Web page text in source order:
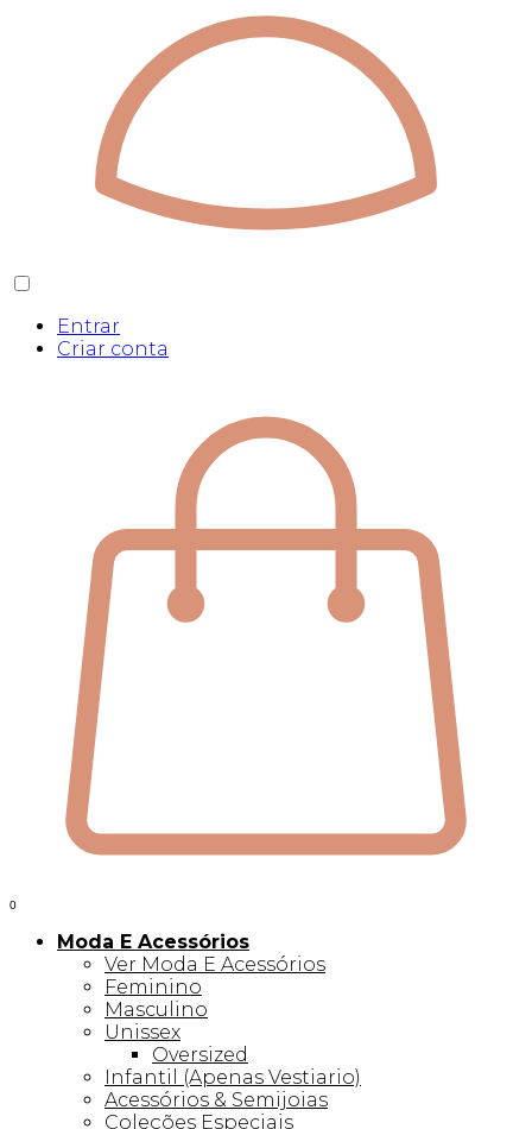
Entrar
Criar conta
0
Moda E Acessórios
Ver Moda E Acessórios
Feminino
Masculino
Unissex
Oversized
Infantil (Apenas Vestiario)
Acessórios & Semijoias
Coleções Especiais